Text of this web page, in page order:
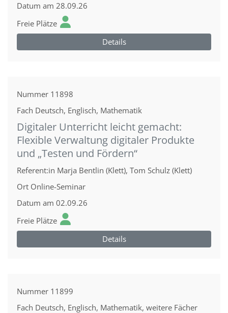
Datum am 28.09.26
Freie Plätze
Details
Nummer 11898
Fach Deutsch, Englisch, Mathematik
Digitaler Unterricht leicht gemacht:
Flexible Verwaltung digitaler Produkte
und „Testen und Fördern“
Referent:in Marja Bentlin (Klett), Tom Schulz (Klett)
Ort Online-Seminar
Datum am 02.09.26
Freie Plätze
Details
Nummer 11899
Fach Deutsch, Englisch, Mathematik, weitere Fächer